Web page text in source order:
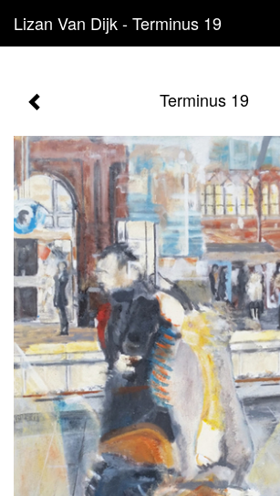
Lizan Van Dijk - Terminus 19
Terminus 19